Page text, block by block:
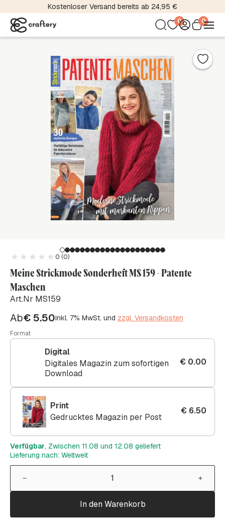
Kostenloser Versand bereits ab 24,95 €
0 0
0 (0)
Meine Strickmode Sonderheft MS 159 - Patente
Maschen
Art.Nr MS159
Ab€ 5.50inkl. 7% MwSt. und zzgl. Versandkosten
Format
Digital
Digitales Magazin zum sofortigen
Download
€ 0.00
Print
Gedrucktes Magazin per Post
€ 6.50
Verfügbar, Zwischen 11.08 und 12.08 geliefert
Lieferung nach: Weltweit
In den Warenkorb